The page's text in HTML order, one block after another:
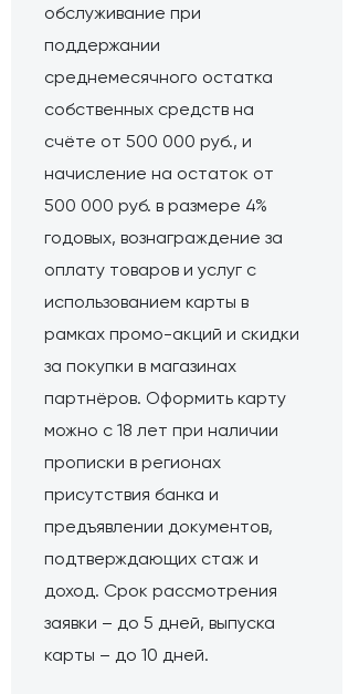
обслуживание при
поддержании
среднемесячного остатка
собственных средств на
счёте от 500 000 руб., и
начисление на остаток от
500 000 руб. в размере 4%
годовых, вознаграждение за
оплату товаров и услуг с
использованием карты в
рамках промо-акций и скидки
за покупки в магазинах
партнёров. Оформить карту
можно с 18 лет при наличии
прописки в регионах
присутствия банка и
предъявлении документов,
подтверждающих стаж и
доход. Срок рассмотрения
заявки – до 5 дней, выпуска
карты – до 10 дней.